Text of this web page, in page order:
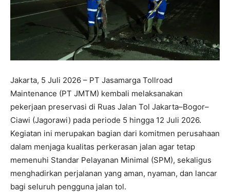
Jakarta, 5 Juli 2026 – PT Jasamarga Tollroad
Maintenance (PT JMTM) kembali melaksanakan
pekerjaan preservasi di Ruas Jalan Tol Jakarta–Bogor–
Ciawi (Jagorawi) pada periode 5 hingga 12 Juli 2026.
Kegiatan ini merupakan bagian dari komitmen perusahaan
dalam menjaga kualitas perkerasan jalan agar tetap
memenuhi Standar Pelayanan Minimal (SPM), sekaligus
menghadirkan perjalanan yang aman, nyaman, dan lancar
bagi seluruh pengguna jalan tol.